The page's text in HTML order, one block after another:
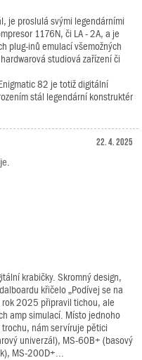
je proslulá svými legendárními
1176N, či LA - 2A, a je
plug-inů emulací všemožných
studiová zařízení či
82 je totiž digitální
stál legendární konstruktér
22. 4. 2025
krabičky. Skromný design,
křičelo „Podívej se na
rok 2025 připravil tichou, ale
amp simulací. Místo jednoho
nám servíruje pětici
univerzál), MS-60B+ (basový
MS-200D+...